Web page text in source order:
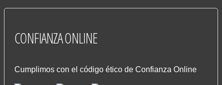
CONFIANZAONLINE
Cumplimos con el código ético de Confianza Online